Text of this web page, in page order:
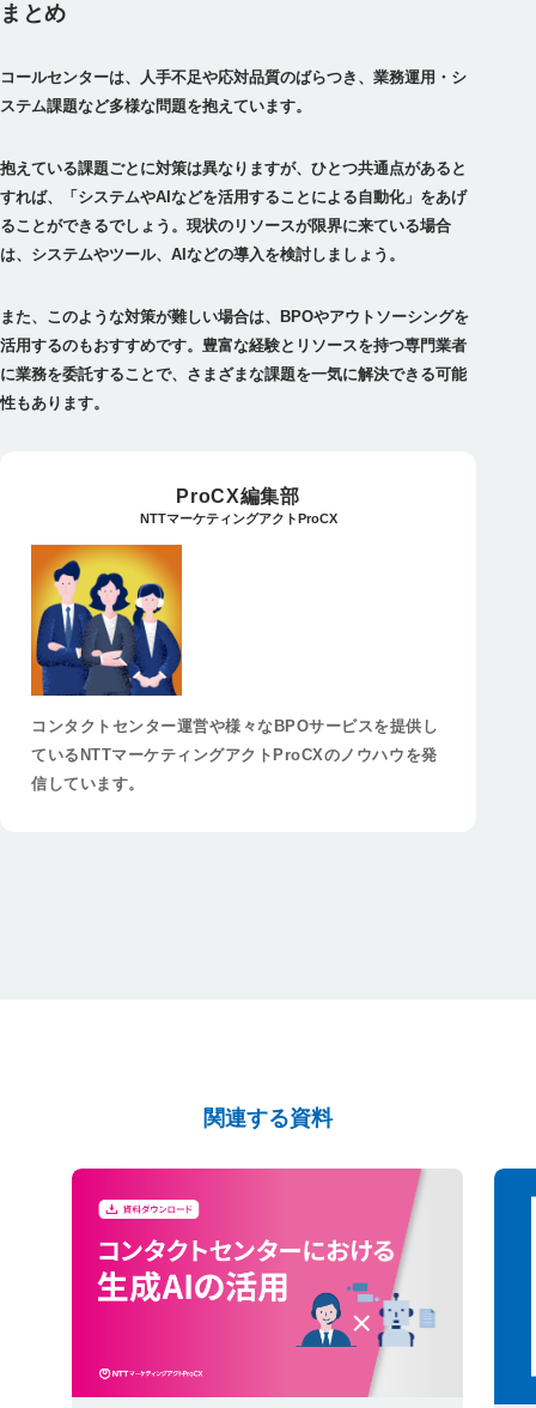
まとめ
コールセンターは、人手不足や応対品質のばらつき、業務運用・シ
ステム課題など多様な問題を抱えています。
抱えている課題ごとに対策は異なりますが、ひとつ共通点があると
すれば、「システムやAIなどを活用することによる自動化」をあげ
ることができるでしょう。現状のリソースが限界に来ている場合
は、システムやツール、AIなどの導入を検討しましょう。
また、このような対策が難しい場合は、BPOやアウトソーシングを
活用するのもおすすめです。豊富な経験とリソースを持つ専門業者
に業務を委託することで、さまざまな課題を一気に解決できる可能
性もあります。
ProCX編集部
NTTマーケティングアクトProCX
コンタクトセンター運営や様々なBPOサービスを提供し
ているNTTマーケティングアクトProCXのノウハウを発
信しています。
関連する資料